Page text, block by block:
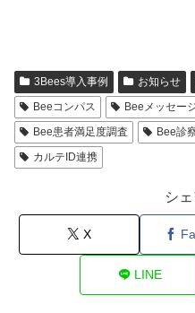
3Bees導入事例 お知らせ
Beeコンパス
Beeメッセー
Bee患者満足度調査
Bee診
カルテID連携
シ
X
LINE